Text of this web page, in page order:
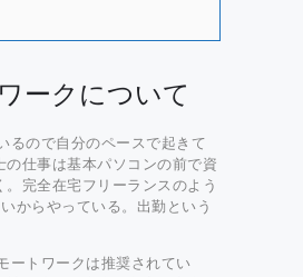
ークについて
るので自分のペースで起きて
の仕事は基本パソコンの前で資
完全在宅フリーランスのよう
からやっている。出勤という
ートワークは推奨されてい